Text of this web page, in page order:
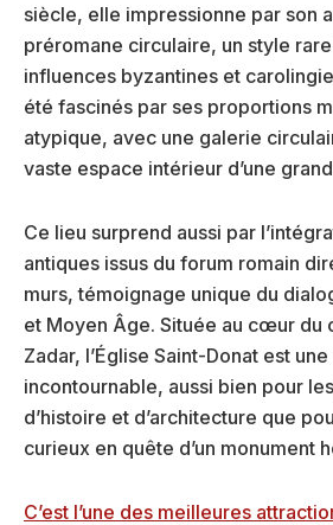
siècle, elle impressionne par son
préromane circulaire, un style
influences byzantines et
été fascinés par ses proportions
atypique, avec une galerie
vaste espace intérieur d’une
Ce lieu surprend aussi par
antiques issus du forum romain
murs, témoignage unique du
et Moyen Âge. Située au cœur du
Zadar, l’Église Saint-Donat est
incontournable, aussi bien pour
d’histoire et d’architecture que
curieux en quête d’un monument
C’est l’une des meilleures